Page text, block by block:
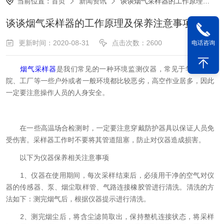
谈谈烟气采样器的工作原理及保养注意事项
更新时间：2020-08-31 点击次数：2600
烟气采样器是我们常见的一种环境监测仪器，常见于学校、医
院、工厂等一些户外或者一般环境都比较恶劣，高空作业居多，因此
一定要注意操作人员的人身安全。
在一些高温场合检测时，一定要注意穿戴防护器具以保证人员免
受伤害。采样器工作时不要将其管道阻塞，防止对仪器造成损害。
以下为仪器保养相关注意事项
1、仪器在使用期间，每次采样结束后，必须用干净的空气对仪
器的传感器、泵、烟尘取样管、气路连接橡胶管进行清洗。清洗的方
法如下：测完烟气后，根据仪器提示进行清洗。
2、测完烟尘后，将含尘滤筒取出，保持整机连接状态，将采样
电话咨询